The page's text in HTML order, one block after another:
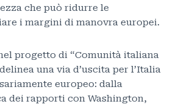
che può ridurre le
i margini di manovra europei.
progetto di “Comunità italiana
una via d’uscita per l’Italia
europeo: dalla
dei rapporti con Washington,